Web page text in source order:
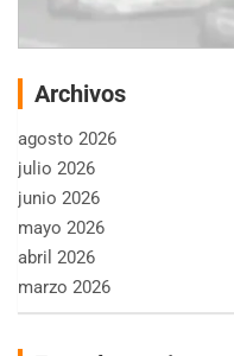
Archivos
agosto 2026
julio 2026
junio 2026
mayo 2026
abril 2026
marzo 2026